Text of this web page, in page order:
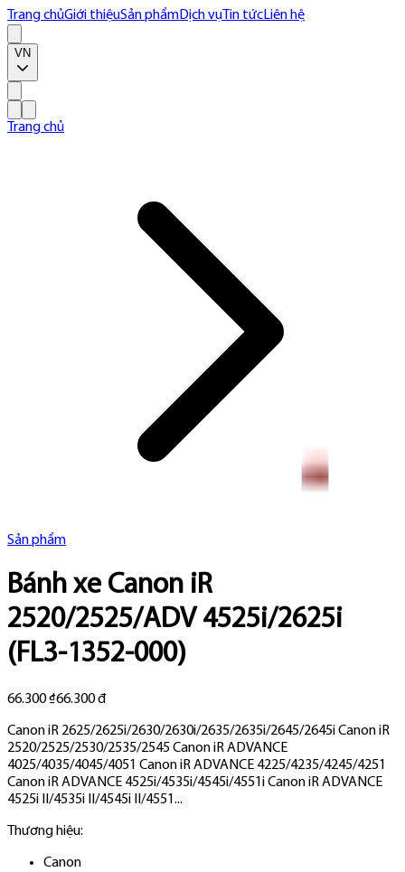
Trang chủGiới thiệuSản phẩmDịch vụ Tin tứcLiên hệ
VN
Trang chủ
Sản phẩm
Bánh xe Canon iR
2520/2525/ADV 4525i/2625i
(FL3-1352-000)
66.300 ₫66.300 đ
Canon iR 2625/2625i/2630/2630i/2635/2635i/2645/2645i Canon iR
2520/2525/2530/2535/2545 Canon iR ADVANCE
4025/4035/4045/4051 Canon iR ADVANCE 4225/4235/4245/4251
Canon iR ADVANCE 4525i/4535i/4545i/4551i Canon iR ADVANCE
4525i II/4535i II/4545i II/4551...
Thương hiệu:
Canon